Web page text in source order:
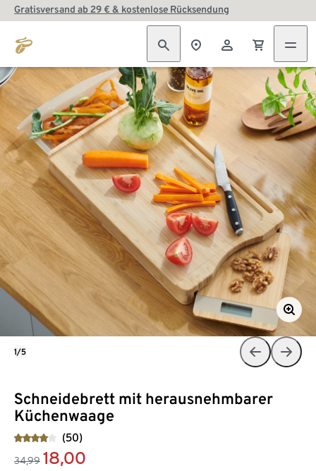
Gratisversand ab 29 € & kostenlose Rücksendung
Schneidebrett mit herausnehmbarer
Küchenwaage
(50)
34,99 18,00
1/5